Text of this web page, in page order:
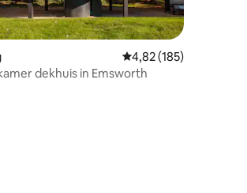
van 4,96 uit 5, 166 recensies
Gemiddelde
4,82 (185)
dekhuis in Emsworth